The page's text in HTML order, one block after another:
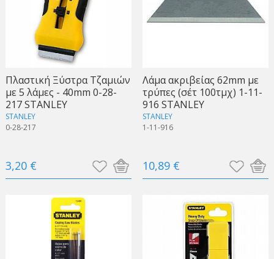
Πλαστική Ξύστρα Τζαμιών
με 5 λάμες - 40mm 0-28-
217 STANLEY
STANLEY
0-28-217
3,20 €
Λάμα ακριβείας 62mm με
τρύπες (σέτ 100τμχ) 1-11-
916 STANLEY
STANLEY
1-11-916
10,89 €